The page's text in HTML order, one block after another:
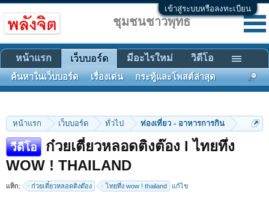
เข้าสู่ระบบหรือลงทะเบียน
หน้าแรก เว็บบอร์ด ทั่วไป ท่องเที่ยว - อาหารการกิน
วีดีโอ
ก๋วยเตี๋ยวหลอดติงต๊อง l ไทยทึ่ง
WOW ! THAILAND
แท็ก: ก๋วยเตี๋ยวหลอดติงต๊อง ไทยทึ่ง wow ! thailand แก้ไข
ชุมชนชาวพุทธ
หน้าแรก เว็บบอร์ด
ค้นหาในเว็บบอร์ด เรื่องเด่น กระทู้และโพสต์ล่าสุด
มีอะไรใหม่ วิดีโอ